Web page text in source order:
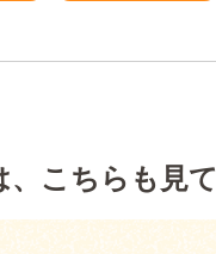
、こちらも見